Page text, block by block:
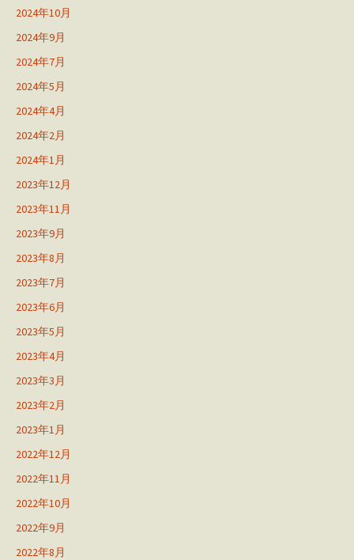
2024年10月
2024年9月
2024年7月
2024年5月
2024年4月
2024年2月
2024年1月
2023年12月
2023年11月
2023年9月
2023年8月
2023年7月
2023年6月
2023年5月
2023年4月
2023年3月
2023年2月
2023年1月
2022年12月
2022年11月
2022年10月
2022年9月
2022年8月